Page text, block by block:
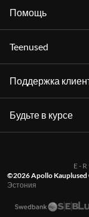
Помощь
Teenused
Поддержка
Будьте в курсе
E -
©2026 Apollo Kauplused
Эстония